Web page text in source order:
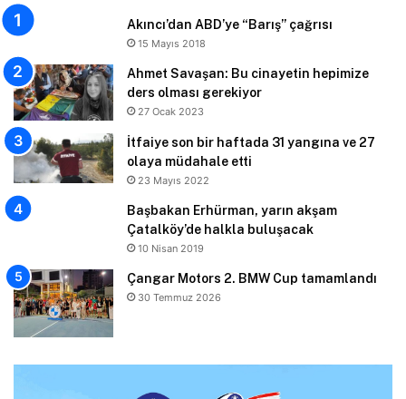
Akıncı’dan ABD’ye “Barış” çağrısı
15 Mayıs 2018
Ahmet Savaşan: Bu cinayetin hepimize
ders olması gerekiyor
27 Ocak 2023
İtfaiye son bir haftada 31 yangına ve 27
olaya müdahale etti
23 Mayıs 2022
Başbakan Erhürman, yarın akşam
Çatalköy’de halkla buluşacak
10 Nisan 2019
Çangar Motors 2. BMW Cup tamamlandı
30 Temmuz 2026